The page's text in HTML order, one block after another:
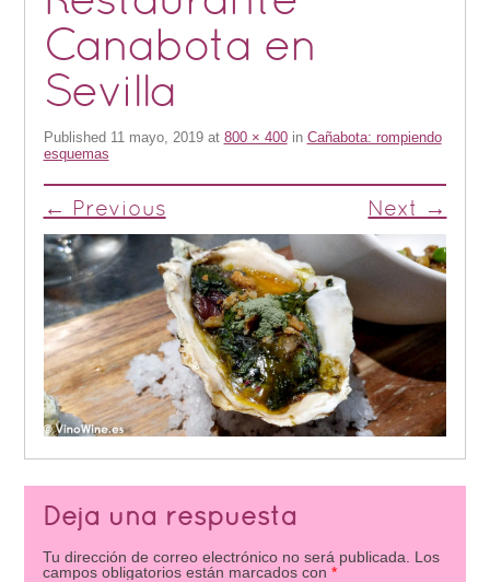
Canabota en
Sevilla
Published 11 mayo, 2019at 800 × 400in Cañabota: rompiendo
esquemas
← Previous Next →
Deja una respuesta
Tu dirección de correo electrónico no será publicada.
Los
campos obligatorios están marcados con *